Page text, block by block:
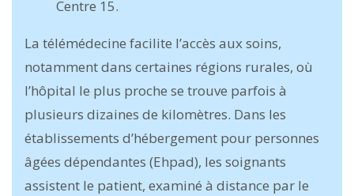
Centre 15.
La télémédecine facilite l’accès aux soins,
notamment dans certaines régions rurales, où
l’hôpital le plus proche se trouve parfois à
plusieurs dizaines de kilomètres. Dans les
établissements d’hébergement pour personnes
âgées dépendantes (Ehpad), les soignants
assistent le patient, examiné à distance par le